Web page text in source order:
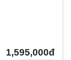
1,595,000đ